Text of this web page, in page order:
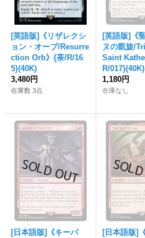
[英語版]《リザレクシ
ョン・オーブ/Resurre
ction Orb》{茶/R/16
5}(40K)
3,480円
在庫数 3点
[英語版]《
ヌの凱旋/
Saint
R/017}(40K)
1,180円
在庫なし
[日本語版]《キーパ
[日本語版]